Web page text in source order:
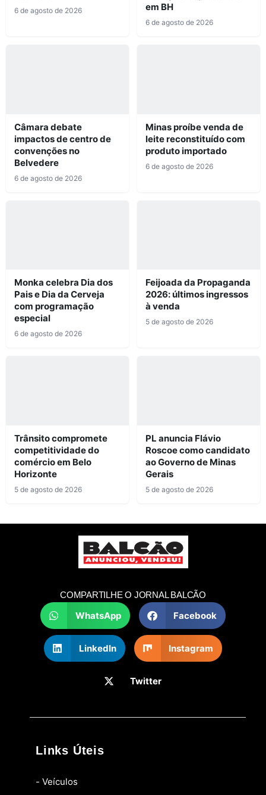
6 de agosto de 2026
em BH
6 de agosto de 2026
Câmara debate
impactos de centro de
convenções no
Belvedere
6 de agosto de 2026
Minas proíbe venda de
leite reconstituído com
produto importado
6 de agosto de 2026
Monka celebra Dia dos
Pais e Dia da Cerveja
com programação
especial
6 de agosto de 2026
Feijoada da Propaganda
2026: últimos ingressos
à venda
5 de agosto de 2026
Trânsito compromete
competitividade do
comércio em Belo
Horizonte
5 de agosto de 2026
PL anuncia Flávio
Roscoe como candidato
ao Governo de Minas
Gerais
5 de agosto de 2026
COMPARTILHE O JORNAL BALCÃO
WhatsApp Facebook
LinkedIn Instagram
Twitter
Links Úteis
- Veículos